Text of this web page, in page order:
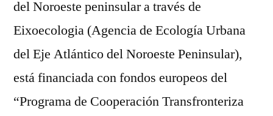
del Noroeste peninsular a través de
Eixoecologia (Agencia de Ecología Urbana
del Eje Atlántico del Noroeste Peninsular),
está financiada con fondos europeos del
“Programa de Cooperación Transfronteriza